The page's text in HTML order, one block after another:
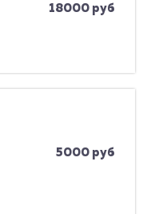
18000 руб
5000 руб